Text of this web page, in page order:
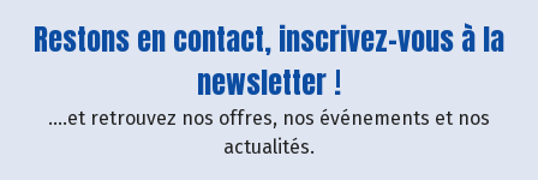
Restons en contact, inscrivez-vous à la
newsletter !
....et retrouvez nos offres, nos événements et nos
actualités.